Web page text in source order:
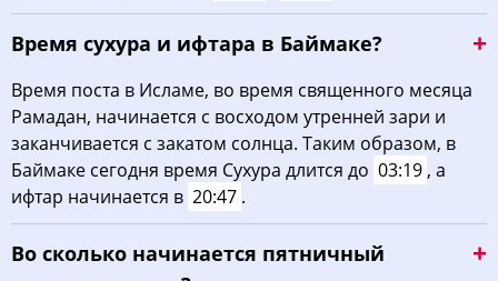
Время сухура и ифтара в Баймаке?
Время поста в Исламе, во время священного месяца
Рамадан, начинается с восходом утренней зари и
заканчивается с закатом солнца. Таким образом, в
Баймаке сегодня время Сухура длится до 03:19 , а
ифтар начинается в 20:47 .
Во сколько начинается пятничный